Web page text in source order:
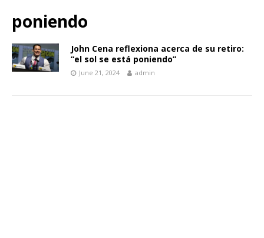
poniendo
John Cena reflexiona acerca de su retiro:
“el sol se está poniendo”
June 21, 2024 admin